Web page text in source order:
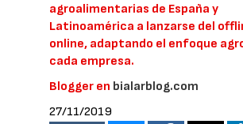
agroalimentarias de España y
Latinoamérica a lanzarse del
online, adaptando el enfoque
cada empresa.
Blogger en bialarblog.com
27/11/2019